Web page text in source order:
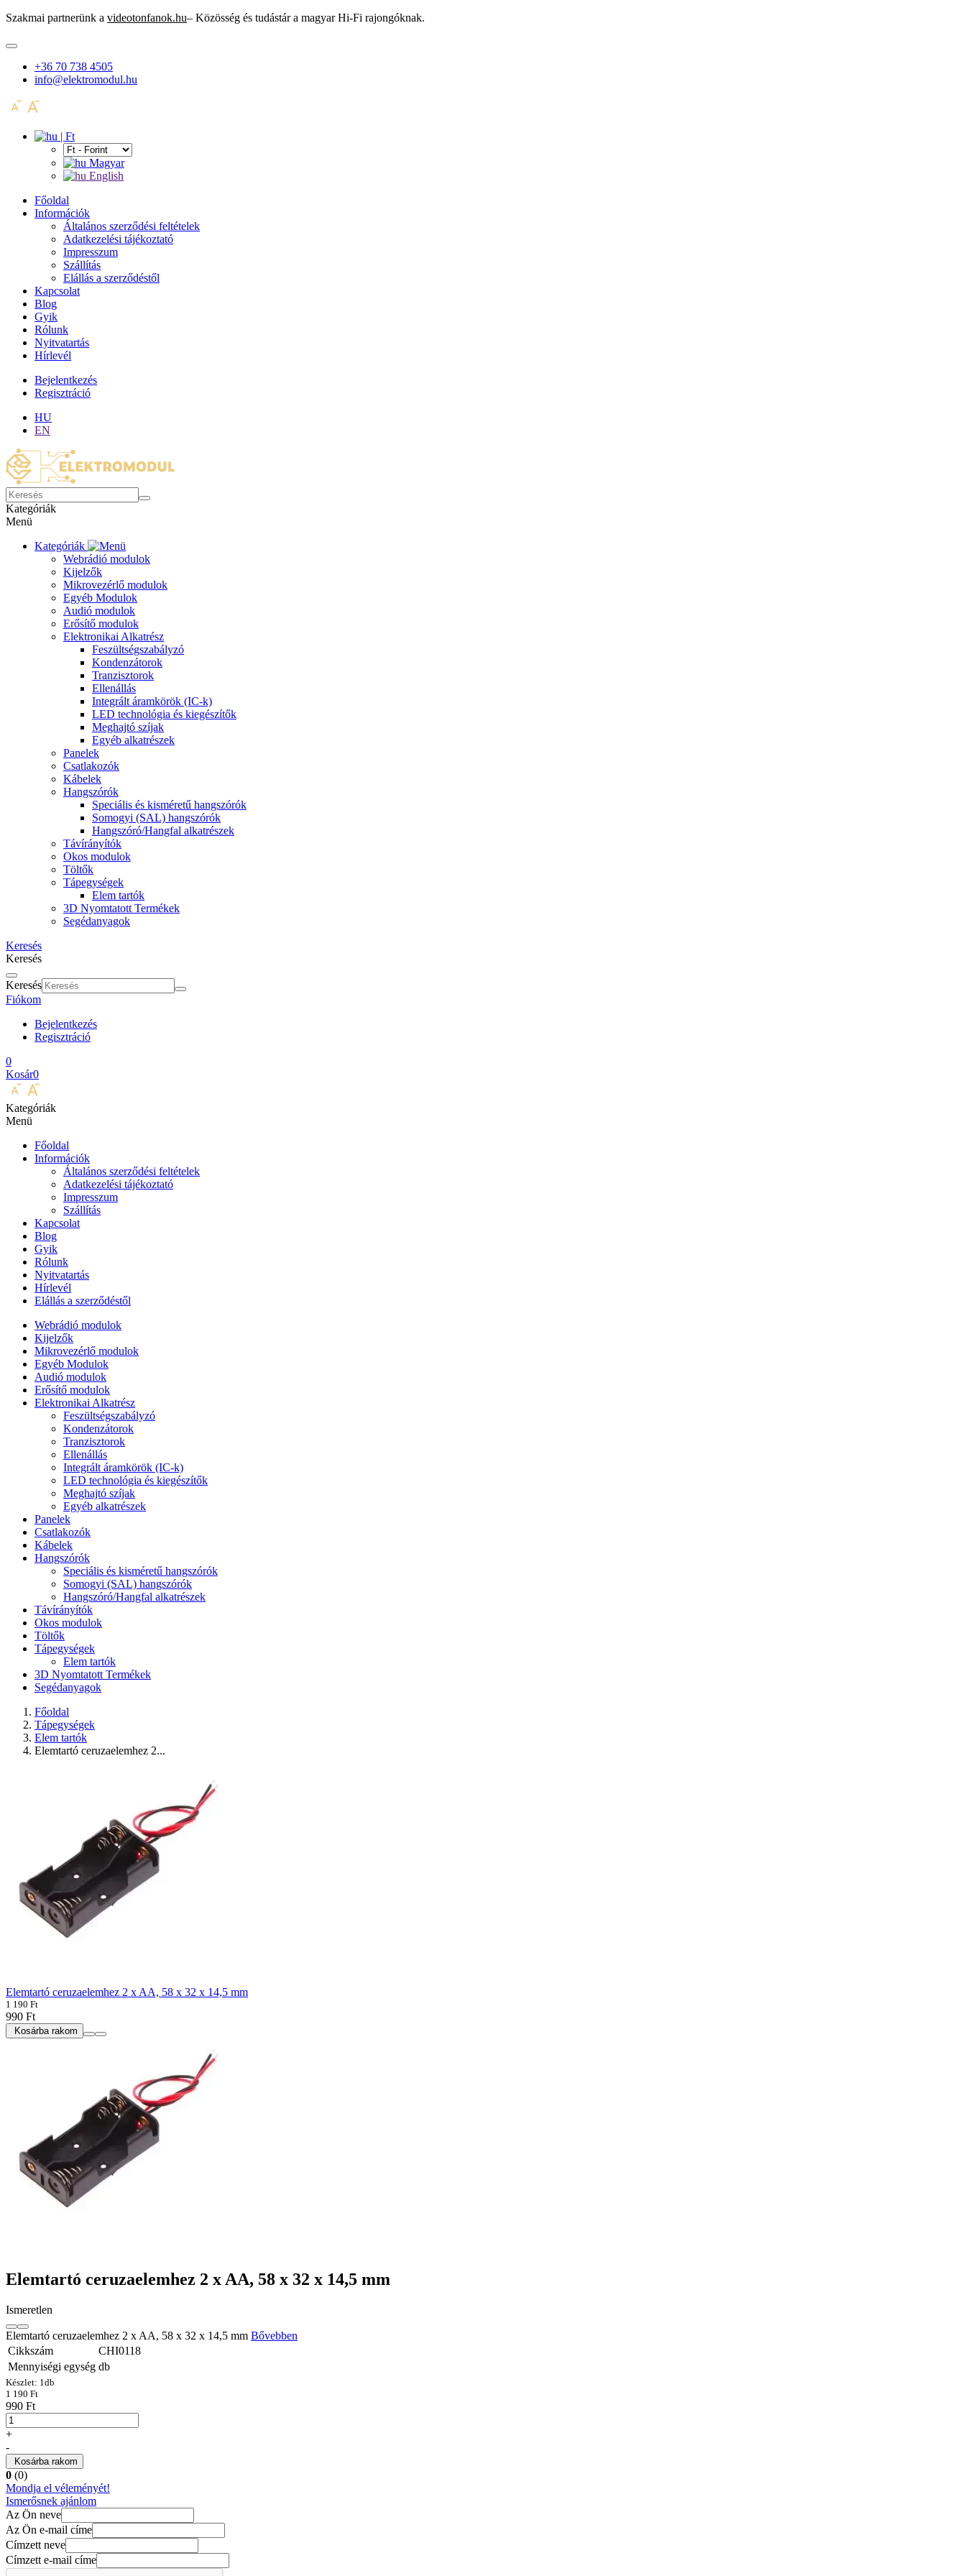
Szakmai partnerünk a videotonfanok.hu– Közösség és tudástár a magyar Hi-Fi rajongóknak.
+36 70 738 4505
info@elektromodul.hu
| Ft
Magyar
English
Főoldal
Információk
Általános szerződési feltételek
Adatkezelési tájékoztató
Impresszum
Szállítás
Elállás a szerződéstől
Kapcsolat
Blog
Gyik
Rólunk
Nyitvatartás
Hírlevél
Bejelentkezés
Regisztráció
HU
EN
Kategóriák
Menü
Kategóriák
Webrádió modulok
Kijelzők
Mikrovezérlő modulok
Egyéb Modulok
Audió modulok
Erősítő modulok
Elektronikai Alkatrész
Feszültségszabályzó
Kondenzátorok
Tranzisztorok
Ellenállás
Integrált áramkörök (IC-k)
LED technológia és kiegészítők
Meghajtó szíjak
Egyéb alkatrészek
Panelek
Csatlakozók
Kábelek
Hangszórók
Speciális és kisméretű hangszórók
Somogyi (SAL) hangszórók
Hangszóró/Hangfal alkatrészek
Távírányítók
Okos modulok
Töltők
Tápegységek
Elem tartók
3D Nyomtatott Termékek
Segédanyagok
Keresés
Keresés
Keresés
Fiókom
Bejelentkezés
Regisztráció
0
Kosár0
Kategóriák
Menü
Főoldal
Információk
Általános szerződési feltételek
Adatkezelési tájékoztató
Impresszum
Szállítás
Kapcsolat
Blog
Gyik
Rólunk
Nyitvatartás
Hírlevél
Elállás a szerződéstől
Webrádió modulok
Kijelzők
Mikrovezérlő modulok
Egyéb Modulok
Audió modulok
Erősítő modulok
Elektronikai Alkatrész
Feszültségszabályzó
Kondenzátorok
Tranzisztorok
Ellenállás
Integrált áramkörök (IC-k)
LED technológia és kiegészítők
Meghajtó szíjak
Egyéb alkatrészek
Panelek
Csatlakozók
Kábelek
Hangszórók
Speciális és kisméretű hangszórók
Somogyi (SAL) hangszórók
Hangszóró/Hangfal alkatrészek
Távírányítók
Okos modulok
Töltők
Tápegységek
Elem tartók
3D Nyomtatott Termékek
Segédanyagok
Főoldal
Tápegységek
Elem tartók
Elemtartó ceruzaelemhez 2...
Elemtartó ceruzaelemhez 2 x AA, 58 x 32 x 14,5 mm
1 190 Ft
990 Ft
Kosárba rakom
Elemtartó ceruzaelemhez 2 x AA, 58 x 32 x 14,5 mm
Ismeretlen
Elemtartó ceruzaelemhez 2 x AA, 58 x 32 x 14,5 mm Bővebben
Cikkszám
CHI0118
Mennyiségi egység db
Készlet: 1 db
1 190 Ft
990 Ft
+
-
Kosárba rakom
0 (0)
Mondja el véleményét!
Ismerősnek ajánlom
Az Ön neve
Az Ön e-mail címe
Címzett neve
Címzett e-mail címe